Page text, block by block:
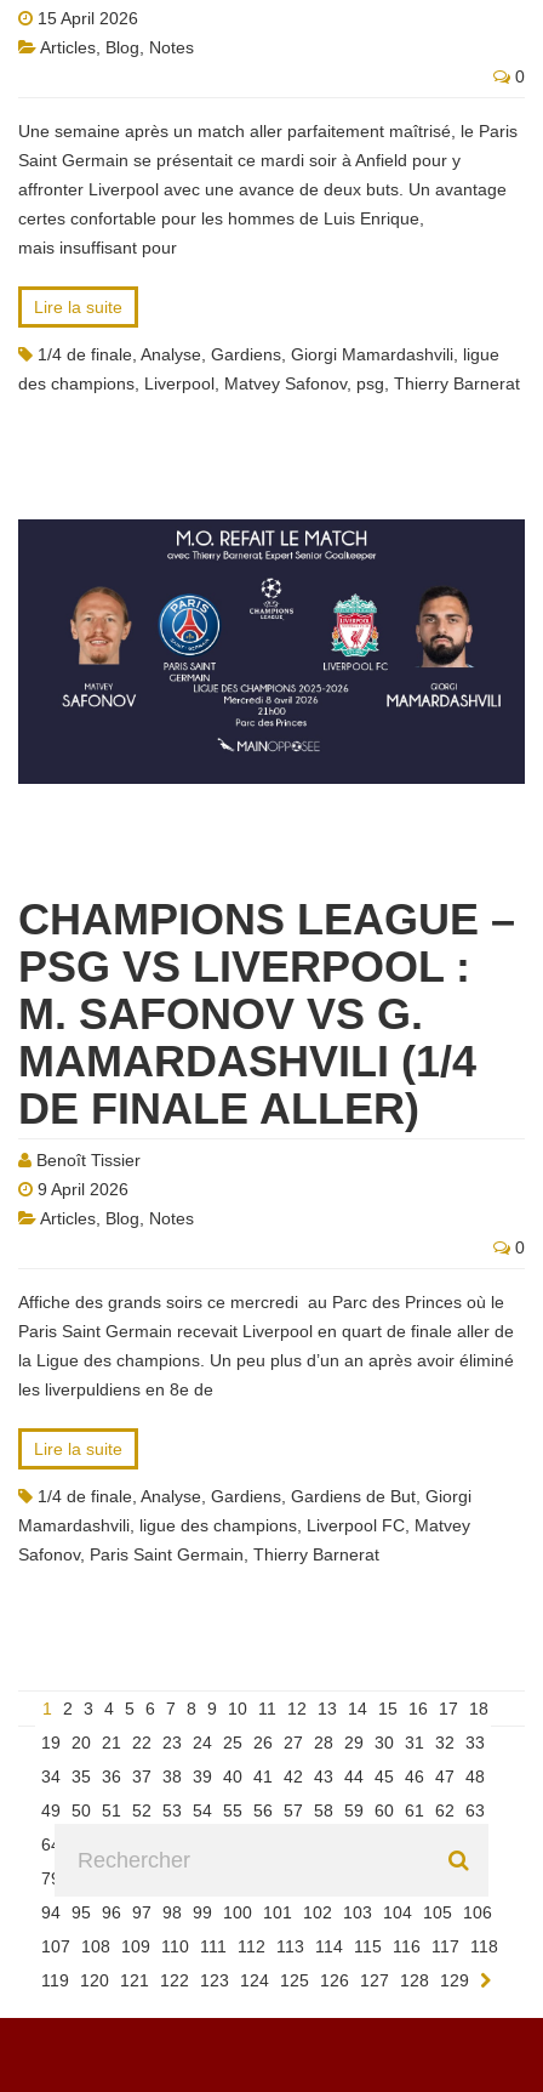
15 April 2026
Articles Blog
Notes
0
Une semaine après un match aller parfaitement maîtrisé, le Paris
Saint Germain se présentait ce mardi soir à Anfield pour y
affronter Liverpool avec une avance de deux buts. Un avantage
certes confortable pour les hommes de Luis Enrique,
mais insuffisant pour
Lire la suite
1/4 de finale Analyse Gardiens Giorgi Mamardashvili ligue
des champions Liverpool Matvey Safonov, psg Thierry Barnerat
CHAMPIONS LEAGUE –
PSG VS LIVERPOOL :
M. SAFONOV VS G.
MAMARDASHVILI (1/4
DE FINALE ALLER)
Benoît Tissier
9 April 2026
Articles Blog
Notes
0
Affiche des grands soirs ce mercredi au Parc des Princes où le
Paris Saint Germain recevait Liverpool en quart de finale aller de
la Ligue des champions. Un peu plus d’un an après avoir éliminé
les liverpuldiens en 8e de
Lire la suite
1/4 de finale Analyse Gardiens Gardiens de But Giorgi
Mamardashvili ligue des champions Liverpool FC Matvey
Safonov, Paris Saint Germain Thierry Barnerat
1 2 3 4 5 6 7 8 9 10 11 12 13 14 15 16 17
18
19
20 21 22 23 24 25 26 27 28 29 30 31 32
33
34 35 36 37 38 39 40 41 42 43 44 45 46 47
48
49
50 51 52 53 54 55 56 57 58 59 60 61 62
63
64
79
94 95 96 97 98 99 100 101 102 103 104 105
106
107
108 109 110 111 112 113 114 115 116 117
118
119
120 121 122 123 124 125 126 127 128 129